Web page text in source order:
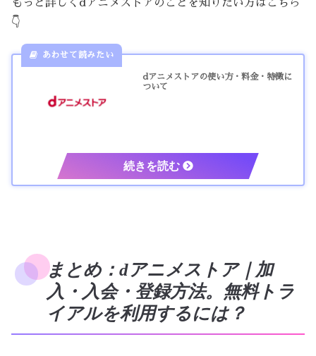
もっと詳しくdアニメストアのことを知りたい方はこちら
👇
dアニメストアの使い方・料金・特徴に
ついて
まとめ：dアニメストア｜加
入・入会・登録方法。無料トラ
イアルを利用するには？